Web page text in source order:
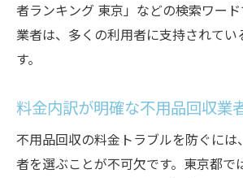
者ランキング 東京」などの検索ワー
業者は、多くの利用者に支持されてい
す。
料金内訳が明確な不用品回収業
不用品回収の料金トラブルを防ぐに
者を選ぶことが不可欠です。東京都で